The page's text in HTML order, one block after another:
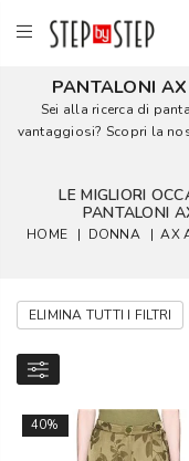
PANTALONI
Sei alla ricerca di
vantaggiosi? Scopri la
LE MIGLIORI
PANTALONI
HOME | DONNA | AX
ELIMINA TUTTI I FILTRI
40%